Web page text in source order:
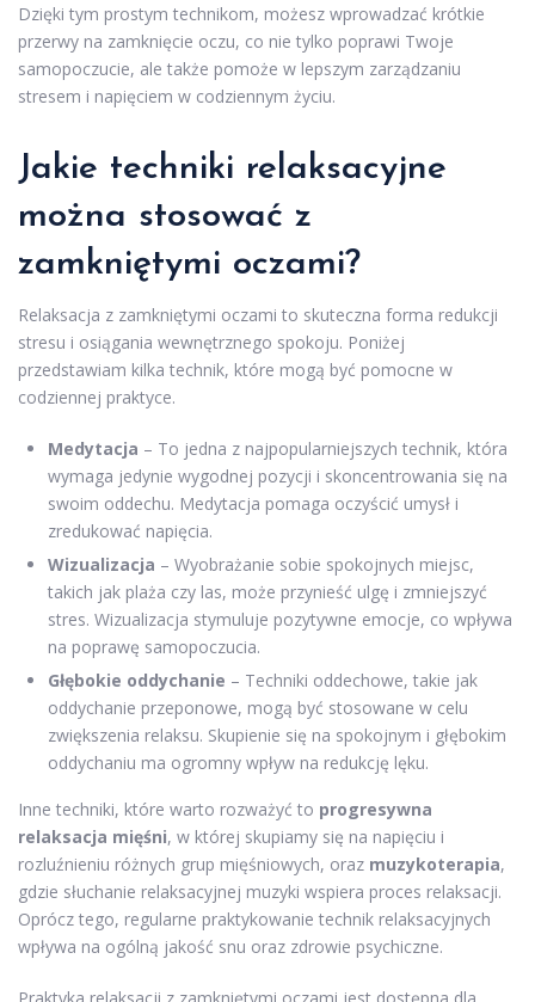
Dzięki tym prostym technikom, możesz wprowadzać krótkie
przerwy na zamknięcie oczu, co nie tylko poprawi Twoje
samopoczucie, ale także pomoże w lepszym zarządzaniu
stresem i napięciem w codziennym życiu.
Jakie techniki relaksacyjne
można stosować z
zamkniętymi oczami?
Relaksacja z zamkniętymi oczami to skuteczna forma redukcji
stresu i osiągania wewnętrznego spokoju. Poniżej
przedstawiam kilka technik, które mogą być pomocne w
codziennej praktyce.
Medytacja – To jedna z najpopularniejszych technik, która
wymaga jedynie wygodnej pozycji i skoncentrowania się na
swoim oddechu. Medytacja pomaga oczyścić umysł i
zredukować napięcia.
Wizualizacja – Wyobrażanie sobie spokojnych miejsc,
takich jak plaża czy las, może przynieść ulgę i zmniejszyć
stres. Wizualizacja stymuluje pozytywne emocje, co wpływa
na poprawę samopoczucia.
Głębokie oddychanie – Techniki oddechowe, takie jak
oddychanie przeponowe, mogą być stosowane w celu
zwiększenia relaksu. Skupienie się na spokojnym i głębokim
oddychaniu ma ogromny wpływ na redukcję lęku.
Inne techniki, które warto rozważyć to progresywna
relaksacja mięśni, w której skupiamy się na napięciu i
rozluźnieniu różnych grup mięśniowych, oraz muzykoterapia,
gdzie słuchanie relaksacyjnej muzyki wspiera proces relaksacji.
Oprócz tego, regularne praktykowanie technik relaksacyjnych
wpływa na ogólną jakość snu oraz zdrowie psychiczne.
Praktyka relaksacji z zamkniętymi oczami jest dostępna dla